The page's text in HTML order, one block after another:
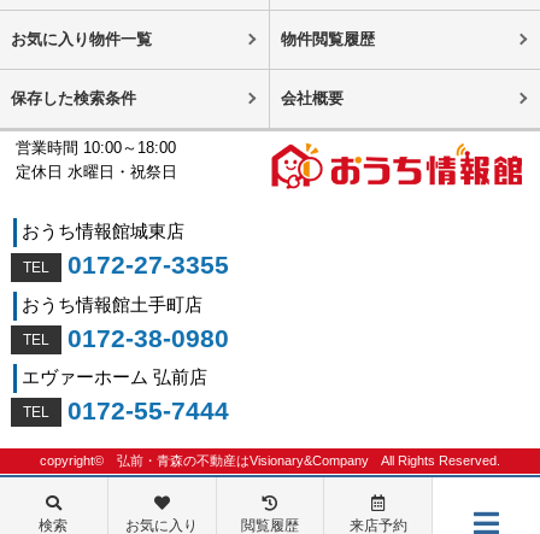
お気に入り物件一覧 物件閲覧履歴
保存した検索条件 会社概要
営業時間 10:00～18:00
定休日 水曜日・祝祭日
おうち情報館城東店
0172-27-3355
おうち情報館土手町店
0172-38-0980
エヴァーホーム 弘前店
0172-55-7444
copyright© 弘前・青森の不動産はVisionary&Company All Rights Reserved.
検索 お気に入り 閲覧履歴 来店予約